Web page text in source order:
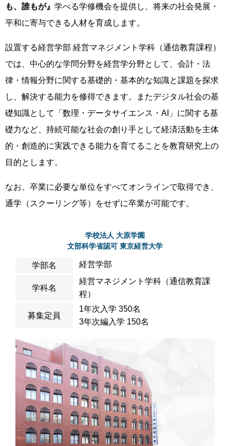
も、誰もが』 学べる学修機会を提供し、将来の社会発展・
平和に寄与できる人材を育成します。
設置する経営学部 経営マネジメント学科（通信教育課程）
では、中心的な学問分野を経営学分野として、会計・法
律・情報分野に関する基礎的・基本的な知識と課題を探求
し、解決する能力を修得できます。またデジタル社会の基
礎知識として「数理・データサイエンス・AI」に関する基
礎力など、持続可能な社会の創り手として経済活動を主体
的・創造的に実践できる能力を育てることを教育研究上の
目的とします。
なお、卒業に必要な単位をすべてオンラインで取得でき、
通学（スクーリング等）をせずに卒業が可能です。
学校法人 大原学園
文部科学省認可 東京経営大学
学部名 経営学部
学科名
経営マネジメント学科（通信教育課
程）
募集定員
1年次入学 350名
3年次編入学 150名